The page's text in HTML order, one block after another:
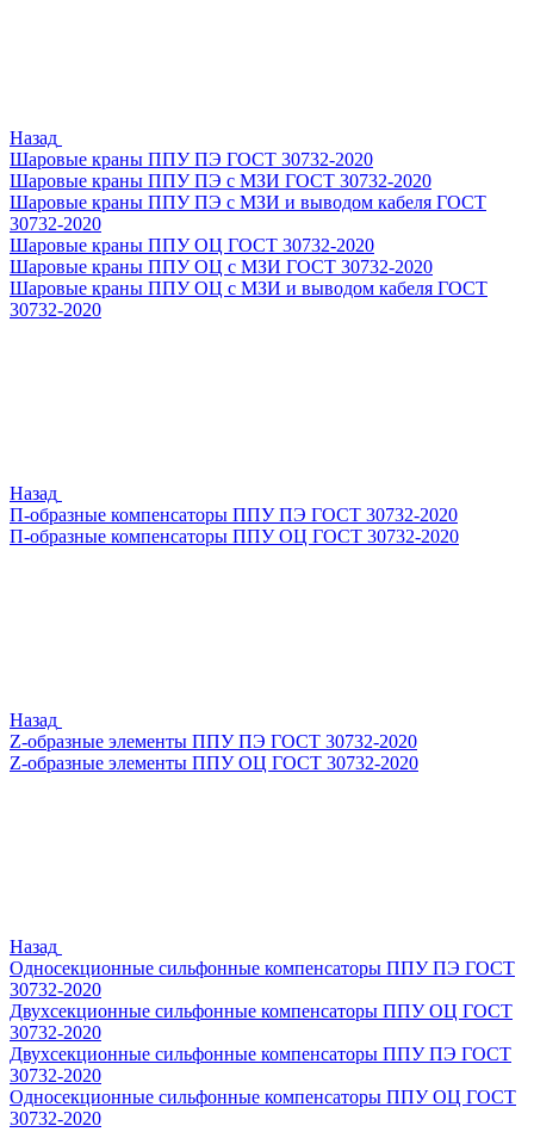
Назад
Шаровые краны ППУ ПЭ ГОСТ 30732-2020
Шаровые краны ППУ ПЭ с МЗИ ГОСТ 30732-2020
Шаровые краны ППУ ПЭ с МЗИ и выводом кабеля ГОСТ
30732-2020
Шаровые краны ППУ ОЦ ГОСТ 30732-2020
Шаровые краны ППУ ОЦ с МЗИ ГОСТ 30732-2020
Шаровые краны ППУ ОЦ с МЗИ и выводом кабеля ГОСТ
30732-2020
Назад
П-образные компенсаторы ППУ ПЭ ГОСТ 30732-2020
П-образные компенсаторы ППУ ОЦ ГОСТ 30732-2020
Назад
Z-образные элементы ППУ ПЭ ГОСТ 30732-2020
Z-образные элементы ППУ ОЦ ГОСТ 30732-2020
Назад
Односекционные сильфонные компенсаторы ППУ ПЭ ГОСТ
30732-2020
Двухсекционные сильфонные компенсаторы ППУ ОЦ ГОСТ
30732-2020
Двухсекционные сильфонные компенсаторы ППУ ПЭ ГОСТ
30732-2020
Односекционные сильфонные компенсаторы ППУ ОЦ ГОСТ
30732-2020